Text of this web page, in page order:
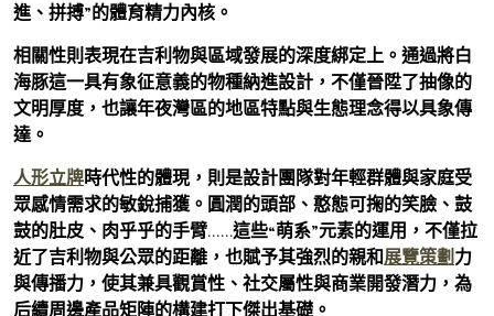
進、拼搏”的體育精力內核。
相關性則表現在吉利物與區域發展的深度綁定上。通過將白
海豚這一具有象征意義的物種納進設計，不僅晉陞了抽像的
文明厚度，也讓年夜灣區的地區特點與生態理念得以具象傳
達。
人形立牌時代性的體現，則是設計團隊對年輕群體與家庭受
眾感情需求的敏銳捕獲。圓潤的頭部、憨態可掬的笑臉、鼓
鼓的肚皮、肉乎乎的手臂……這些“萌系”元素的運用，不僅拉
近了吉利物與公眾的距離，也賦予其強烈的親和展覽策劃 力
與傳播力，使其兼具觀賞性、社交屬性與商業開發潛力，為
后續周邊產品矩陣的構建打下傑出基礎。